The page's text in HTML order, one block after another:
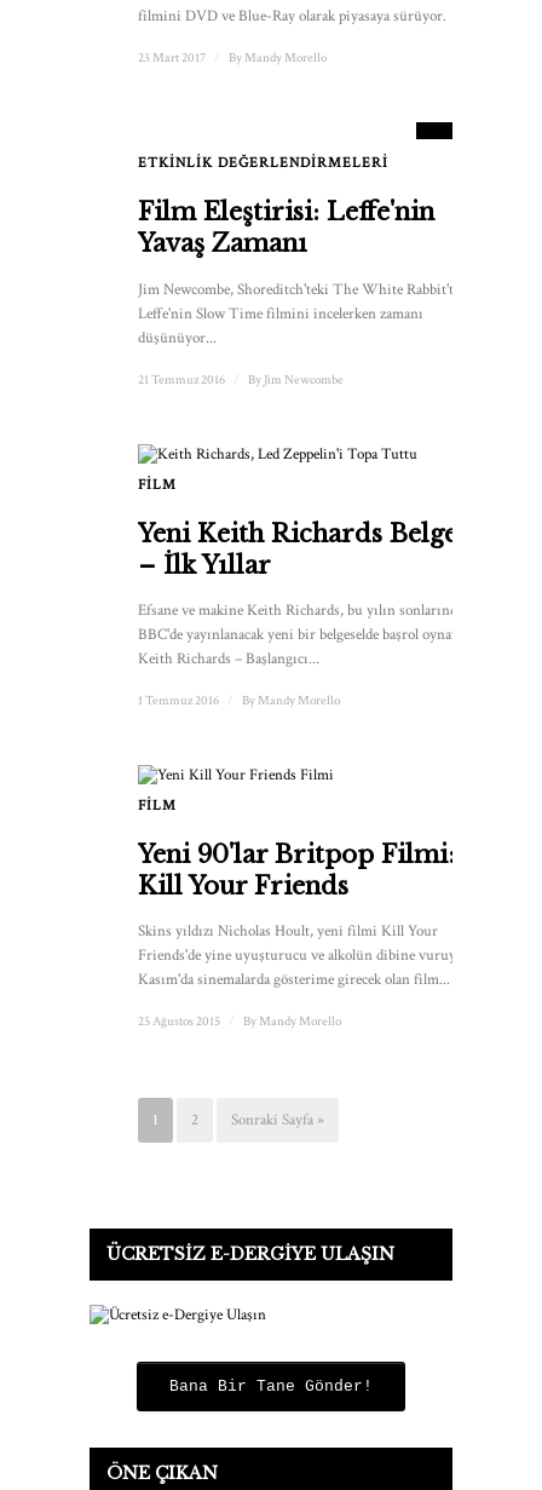
filmini DVD ve Blue-Ray olarak piyasaya sürüyor.
23 Mart 2017 By Mandy Morello
SKOR
ETKINLIK DEĞERLENDIRMELERI
Film Eleştirisi: Leffe'nin
Yavaş Zamanı
Jim Newcombe, Shoreditch'teki The White Rabbit'te
Leffe'nin Slow Time filmini incelerken zamanı
düşünüyor...
21 Temmuz 2016 By Jim Newcombe
FILM
Yeni Keith Richards Belgeseli
– İlk Yıllar
Efsane ve makine Keith Richards, bu yılın sonlarında
BBC'de yayınlanacak yeni bir belgeselde başrol oynayacak.
Keith Richards – Başlangıcı...
1 Temmuz 2016 By Mandy Morello
FILM
Yeni 90'lar Britpop Filmi:
Kill Your Friends
Skins yıldızı Nicholas Hoult, yeni filmi Kill Your
Friends'de yine uyuşturucu ve alkolün dibine vuruyor. 6
Kasım'da sinemalarda gösterime girecek olan film...
25 Ağustos 2015 By Mandy Morello
1 2 Sonraki Sayfa »
ÜCRETSIZ E-DERGIYE ULAŞIN
Bana Bir Tane Gönder!
ÖNE ÇIKAN